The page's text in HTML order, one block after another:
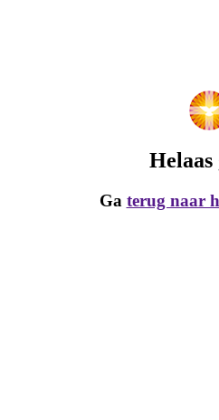
Ga terug naar